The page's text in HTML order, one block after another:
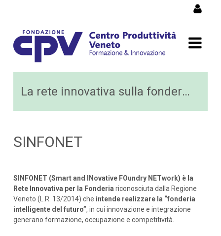
La rete innovativa per la
fonderia
La rete innovativa sulla fonderia
SINFONET
SINFONET (Smart and INovative FOundry NETwork) è la
Rete Innovativa per la Fonderia riconosciuta dalla Regione
Veneto (L.R. 13/2014) che intende realizzare la “fonderia
intelligente del futuro”, in cui innovazione e integrazione
generano formazione, occupazione e competitività.